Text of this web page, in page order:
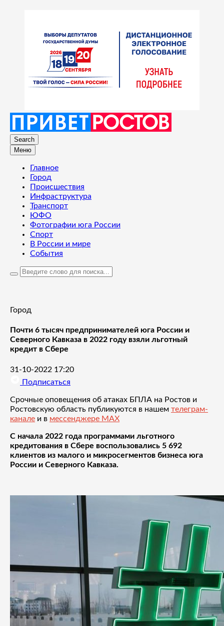
Search
Меню
Главное
Город
Происшествия
Инфраструктура
Транспорт
ЮФО
Фотографии юга России
Спорт
В России и мире
События
Город
Почти 6 тысяч предпринимателей юга России и
Северного Кавказа в 2022 году взяли льготный
кредит в Сбере
31-10-2022 17:20
Подписаться
Срочные оповещения об атаках БПЛА на Ростов и
Ростовскую область публикуются в нашем телеграм-
канале и в мессенджере MAX
С начала 2022 года программами льготного
кредитования в Сбере воспользовались 5 692
клиентов из малого и микросегментов бизнеса юга
России и Северного Кавказа.